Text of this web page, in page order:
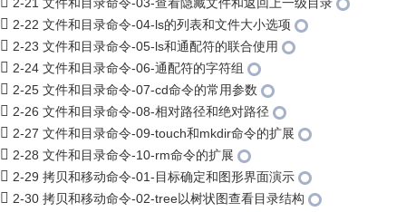
2-22 文件和目录命令-04-ls的列表和文件大小选项
2-23 文件和目录命令-05-ls和通配符的联合使用
2-24 文件和目录命令-06-通配符的字符组
2-25 文件和目录命令-07-cd命令的常用参数
2-26 文件和目录命令-08-相对路径和绝对路径
2-27 文件和目录命令-09-touch和mkdir命令的扩展
2-28 文件和目录命令-10-rm命令的扩展
2-29 拷贝和移动命令-01-目标确定和图形界面演示
2-30 拷贝和移动命令-02-tree以树状图查看目录结构